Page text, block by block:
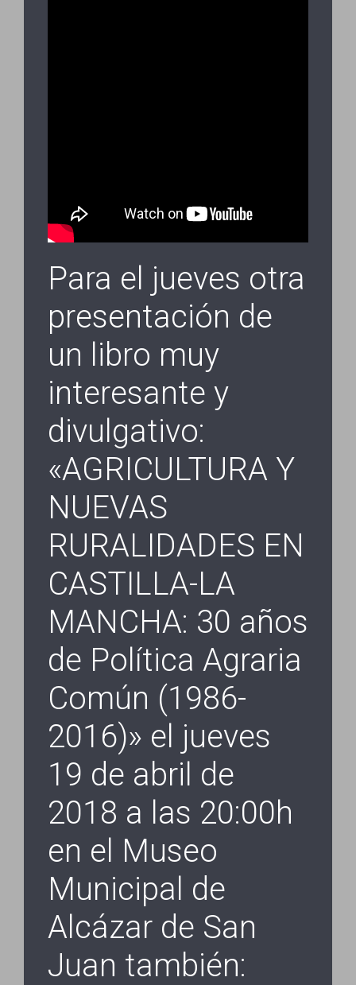
Para el jueves otra
presentación de
un libro muy
interesante y
divulgativo:
«AGRICULTURA Y
NUEVAS
RURALIDADES EN
CASTILLA-LA
MANCHA: 30 años
de Política Agraria
Común (1986-
2016)» el jueves
19 de abril de
2018 a las 20:00h
en el Museo
Municipal de
Alcázar de San
Juan también: